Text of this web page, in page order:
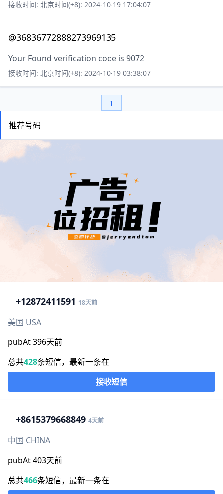
接收时间: 北京时间(+8): 2024-10-19 17:04:07
@36836772888273969135
Your Found verification code is 9072
接收时间: 北京时间(+8): 2024-10-19 03:38:07
1
推荐号码
+12872411591 18天前
美国 USA
pubAt 396天前
总共428条短信，最新一条在
接收短信
+8615379668849 4天前
中国 CHINA
pubAt 403天前
总共466条短信，最新一条在